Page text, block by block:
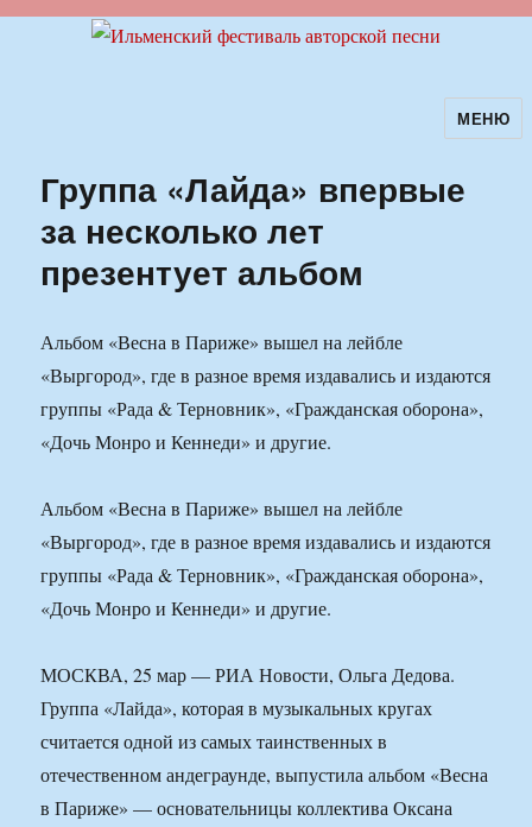
Ильменский фестиваль авторскойМЕНЮ
Группа «Лайда» впервые
за несколько лет
презентует альбом
Альбом «Весна в Париже» вышел на лейбле
«Выргород», где в разное время издавались и издаются
группы «Рада & Терновник», «Гражданская оборона»,
«Дочь Монро и Кеннеди» и другие.
Альбом «Весна в Париже» вышел на лейбле
«Выргород», где в разное время издавались и издаются
группы «Рада & Терновник», «Гражданская оборона»,
«Дочь Монро и Кеннеди» и другие.
МОСКВА, 25 мар — РИА Новости, Ольга Дедова.
Группа «Лайда», которая в музыкальных кругах
считается одной из самых таинственных в
отечественном андеграунде, выпустила альбом «Весна
в Париже» — основательницы коллектива Оксана